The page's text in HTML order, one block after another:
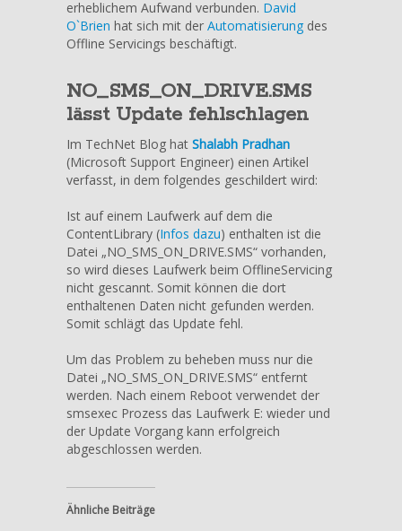
erheblichem Aufwand verbunden. David
O`Brien hat sich mit der Automatisierung des
Offline Servicings beschäftigt.
NO_SMS_ON_DRIVE.SMS
lässt Update fehlschlagen
Im TechNet Blog hat Shalabh Pradhan
(Microsoft Support Engineer) einen Artikel
verfasst, in dem folgendes geschildert wird:
Ist auf einem Laufwerk auf dem die
ContentLibrary (Infos dazu) enthalten ist die
Datei „NO_SMS_ON_DRIVE.SMS“ vorhanden,
so wird dieses Laufwerk beim OfflineServicing
nicht gescannt. Somit können die dort
enthaltenen Daten nicht gefunden werden.
Somit schlägt das Update fehl.
Um das Problem zu beheben muss nur die
Datei „NO_SMS_ON_DRIVE.SMS“ entfernt
werden. Nach einem Reboot verwendet der
smsexec Prozess das Laufwerk E: wieder und
der Update Vorgang kann erfolgreich
abgeschlossen werden.
Ähnliche Beiträge